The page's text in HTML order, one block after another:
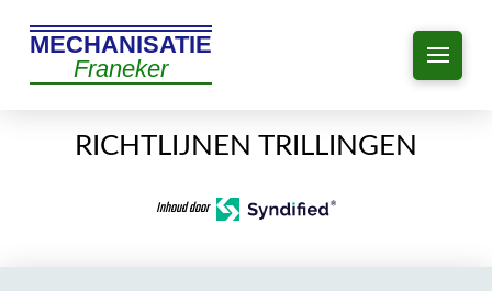
MECHANISATIE
Franeker
RICHTLIJNEN TRILLINGEN
Inhoud door